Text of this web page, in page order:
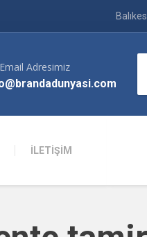
İLETİŞİM
Email Adresimiz